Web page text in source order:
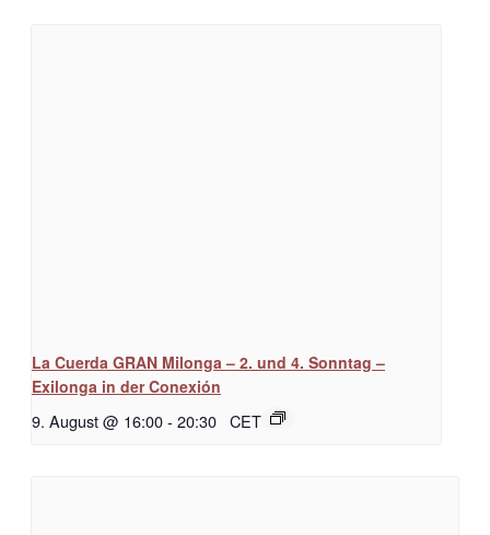
La Cuerda GRAN Milonga – 2. und 4. Sonntag –
Exilonga in der Conexión
9. August @ 16:00- 20:30 CET